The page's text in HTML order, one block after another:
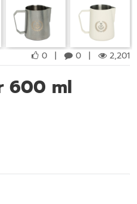
0 | 0 | 2,201
600 ml